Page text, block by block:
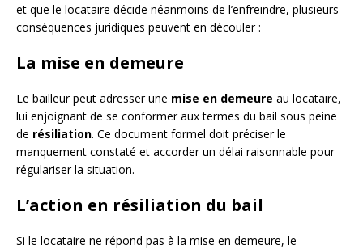
et que le locataire décide néanmoins de l’enfreindre, plusieurs
conséquences juridiques peuvent en découler :
La mise en demeure
Le bailleur peut adresser une mise en demeure au locataire,
lui enjoignant de se conformer aux termes du bail sous peine
de résiliation. Ce document formel doit préciser le
manquement constaté et accorder un délai raisonnable pour
régulariser la situation.
L’action en résiliation du bail
Si le locataire ne répond pas à la mise en demeure, le